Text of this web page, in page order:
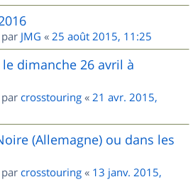
JMG « 25 août 2015, 11:25
le dimanche 26 avril à
crosstouring « 21 avr. 2015,
(Allemagne) ou dans les
crosstouring « 13 janv. 2015,